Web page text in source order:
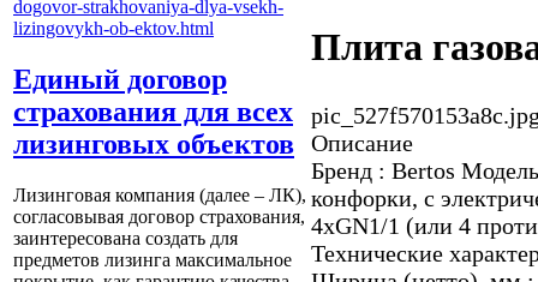
Единый договор
страхования для всех
лизинговых объектов
Лизинговая компания (далее – ЛК),
согласовывая договор страхования,
заинтересована создать для
предметов лизинга максимальное
Плита
Описание
Бренд : Bertos
конфорки, с
4хGN1/1 (или 4
Технические